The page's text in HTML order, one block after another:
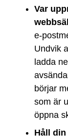
Var
e-
Undvik
ladda
börjar
som är
öppna
Håll